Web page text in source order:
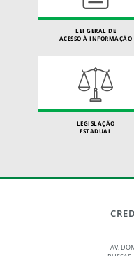
LEI GERAL DE
ACESSO À INFORMAÇÃO
LEGISLAÇÃO
ESTADUAL
AV.